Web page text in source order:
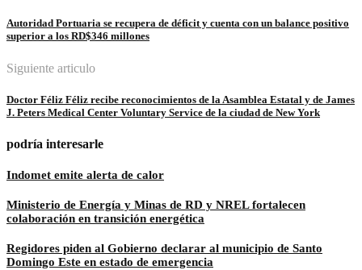
Autoridad Portuaria se recupera de déficit y cuenta con un balance positivo
superior a los RD$346 millones
Siguiente articulo
Doctor Féliz Féliz recibe reconocimientos de la Asamblea Estatal y de James
J. Peters Medical Center Voluntary Service de la ciudad de New York
podría interesarle
Indomet emite alerta de calor
Ministerio de Energía y Minas de RD y NREL fortalecen
colaboración en transición energética
Regidores piden al Gobierno declarar al municipio de Santo
Domingo Este en estado de emergencia